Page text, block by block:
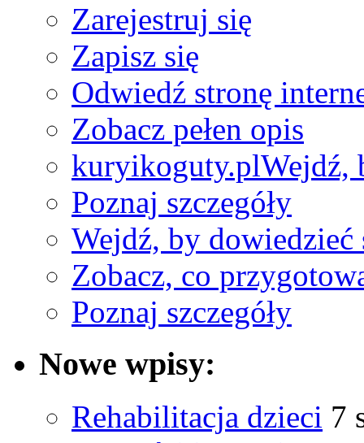
Zarejestruj się
Zapisz się
Odwiedź stronę
Zobacz pełen opis
kuryikoguty.plWejdź,
Poznaj szczegóły
Wejdź, by dowiedzieć
Zobacz, co
Poznaj szczegóły
Nowe wpisy:
Rehabilitacja dzieci 7